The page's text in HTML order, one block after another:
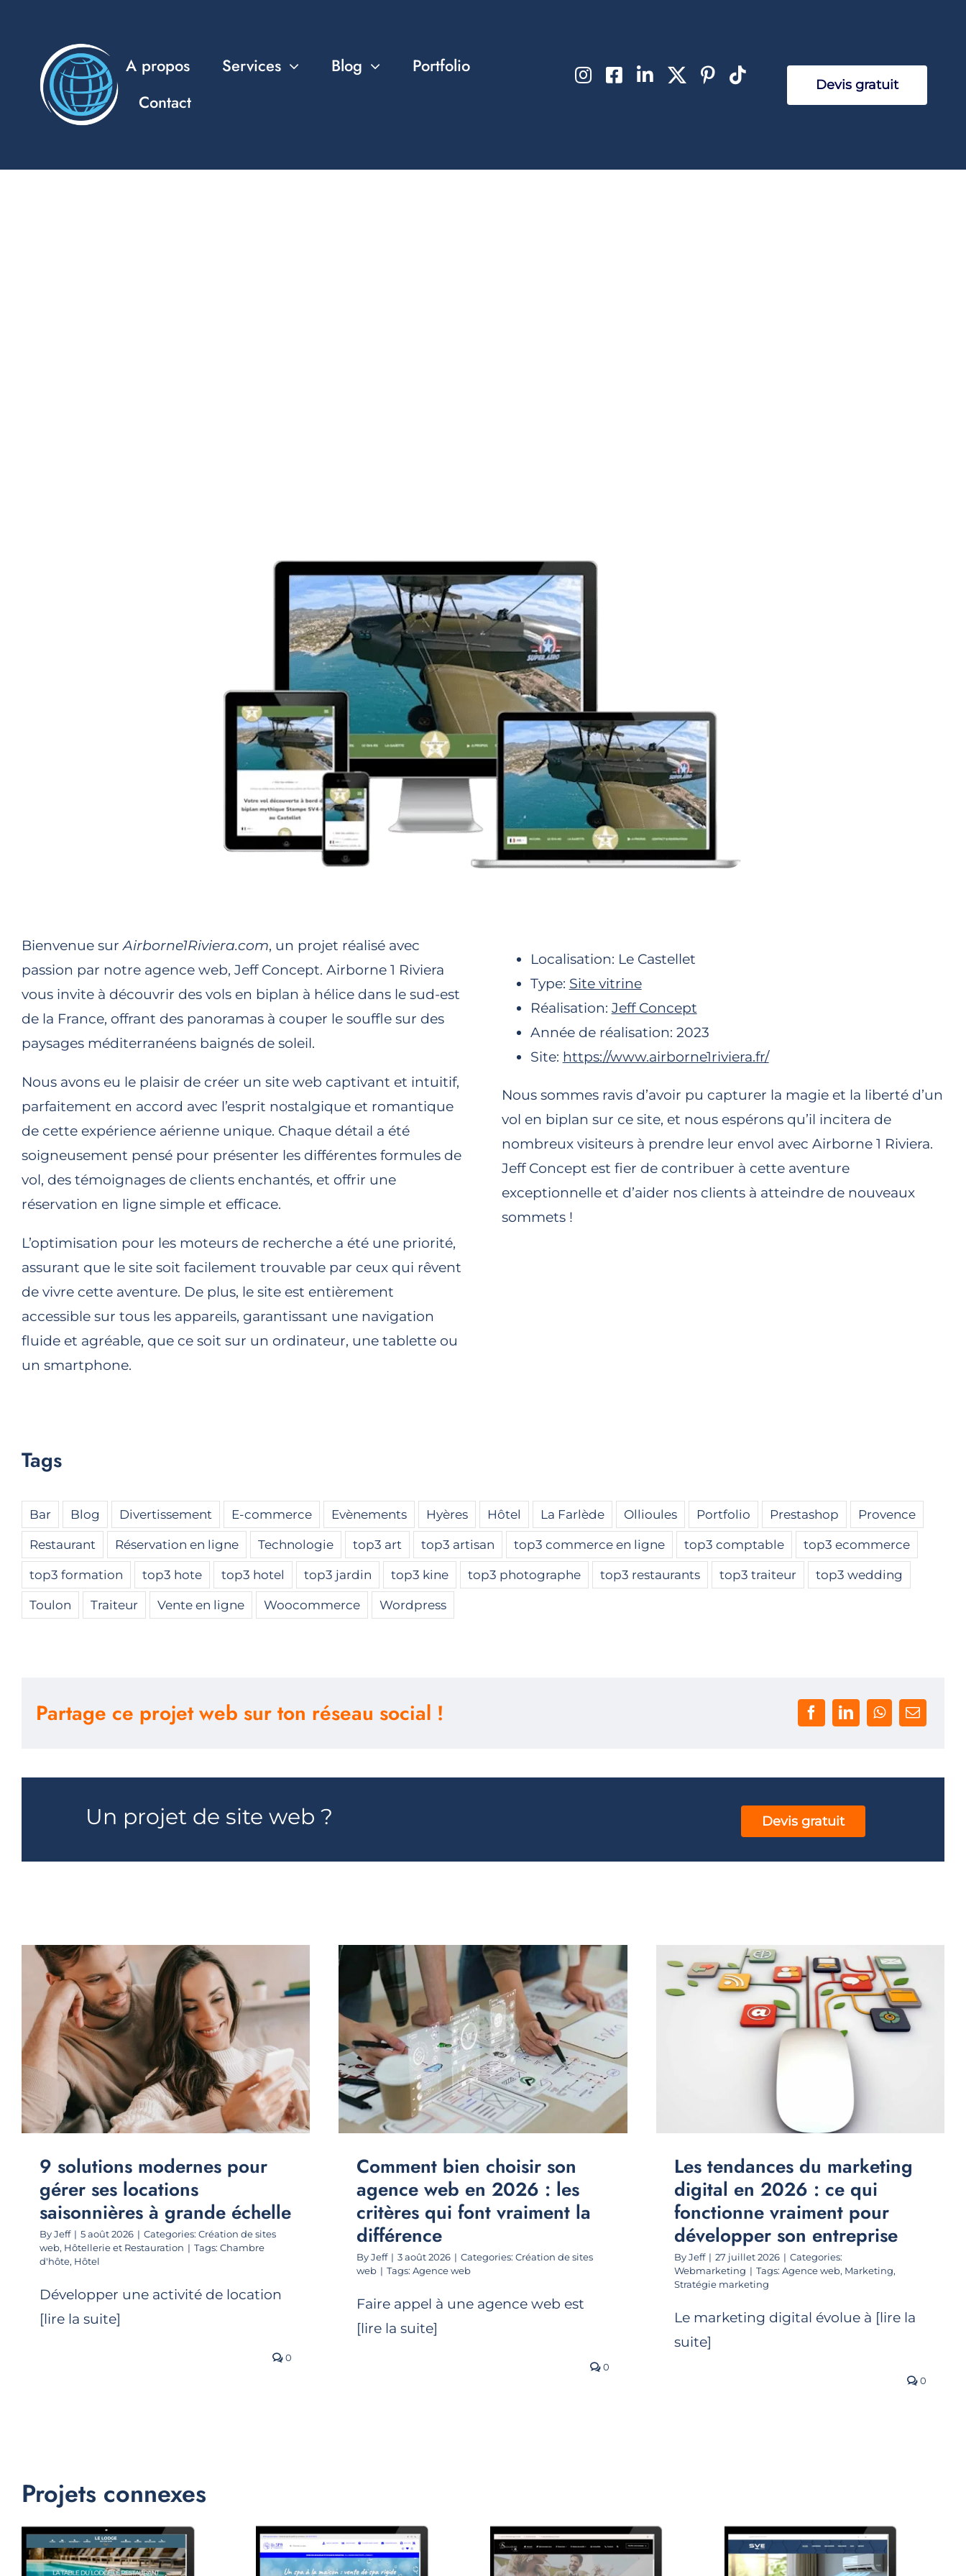
contenu
A propos Services Blog
Portfolio
Contact
Devis gratuit
Bienvenue surAirborne1Riviera.com, un projet réalisé avec
passion par notre agence web, Jeff Concept. Airborne 1 Riviera
vous invite à découvrir des vols en biplan à hélice dans le sud-est
de la France, offrant des panoramas à couper le souffle sur des
paysages méditerranéens baignés de soleil.
Nous avons eu le plaisir de créer un site web captivant et intuitif,
parfaitement en accord avec l’esprit nostalgique et romantique
de cette expérience aérienne unique. Chaque détail a été
soigneusement pensé pour présenter les différentes formules de
vol, des témoignages de clients enchantés, et offrir une
réservation en ligne simple et efficace.
L’optimisation pour les moteurs de recherche a été une priorité,
assurant que le site soit facilement trouvable par ceux qui rêvent
de vivre cette aventure. De plus, le site est entièrement
accessible sur tous les appareils, garantissant une navigation
fluide et agréable, que ce soit sur un ordinateur, une tablette ou
un smartphone.
Localisation: Le Castellet
Type: Site vitrine
Réalisation: Jeff Concept
Année de réalisation: 2023
Site: https://www.airborne1riviera.fr/
Nous sommes ravis d’avoir pu capturer la magie et la liberté d’un
vol en biplan sur ce site, et nous espérons qu’il incitera de
nombreux visiteurs à prendre leur envol avec Airborne 1 Riviera.
Jeff Concept est fier de contribuer à cette aventure
exceptionnelle et d’aider nos clients à atteindre de nouveaux
sommets !
Tags
Bar Blog Divertissement E-commerce Evènements Hyères Hôtel La Farlède Ollioules Portfolio Prestashop
Provence
Restaurant
Réservation en ligne Technologie top3 art top3 artisan top3 commerce en ligne top3 comptable
top3 ecommerce
top3 formation
top3 hote top3 hotel top3 jardin top3 kine top3 photographe top3 restaurants top3 traiteur
top3 wedding
Toulon
Traiteur Vente en ligne Woocommerce Wordpress
Partage ce projet web sur ton réseau social !
Un projet de site web ? Devis gratuit
9 solutions modernes pour
gérer ses locations
saisonnières à grande échelle
ByJeff | 5 août 2026 | Categories: Création de sites
web, Hôtellerie et Restauration | Tags: Chambre
d'hôte, Hôtel
Développer une activité de location
[lire la suite]
0
Comment bien choisir son
agence web en 2026 : les
critères qui font vraiment la
différence
ByJeff | 3 août 2026 | Categories:Création de sites
web | Tags:Agence web
Faire appel à une agence web est
[lire la suite]
0
Les tendances du marketing
digital en 2026 : ce qui
fonctionne vraiment pour
développer son entreprise
ByJeff | 27 juillet 2026 | Categories:
Webmarketing | Tags: Agence web, Marketing,
Stratégie marketing
Le marketing digital évolue à [lire la
suite]
0
Projets connexes